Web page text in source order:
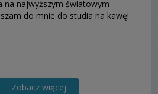
na najwyższym światowym
do mnie do studia na kawę!
Zobacz więcej